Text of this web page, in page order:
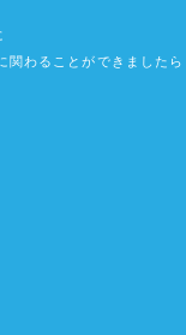
わることができましたら